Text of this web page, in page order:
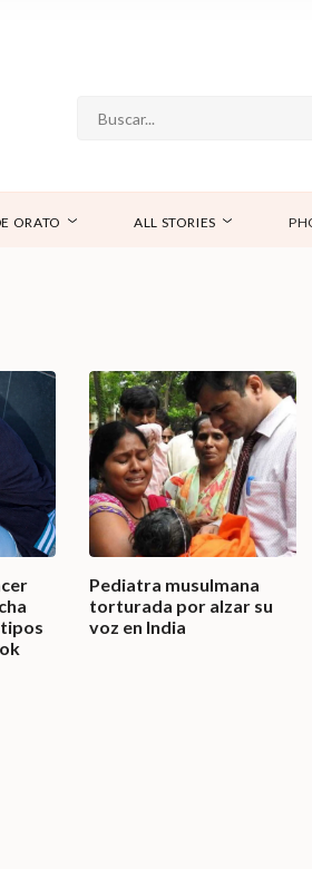
ORATO ALL STORIES
Pediatra musulmana
torturada por alzar su
voz en India